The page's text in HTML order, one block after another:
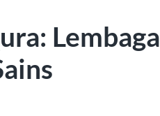
Lembaga